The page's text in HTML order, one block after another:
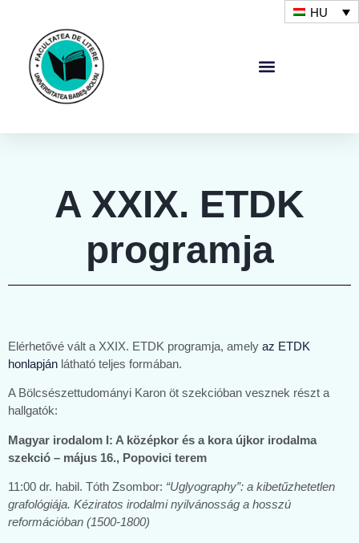
HU
A XXIX. ETDK
programja
Elérhetővé vált a XXIX. ETDK programja, amely az ETDK
honlapján látható teljes formában.
A Bölcsészettudományi Karon öt szekcióban vesznek részt a
hallgatók:
Magyar irodalom I: A középkor és a kora újkor irodalma
szekció – május 16., Popovici terem
11:00 dr. habil. Tóth Zsombor: “Uglyography”: a kibetűzhetetlen
grafológiája. Kéziratos irodalmi nyilvánosság a hosszú
reformációban (1500-1800)